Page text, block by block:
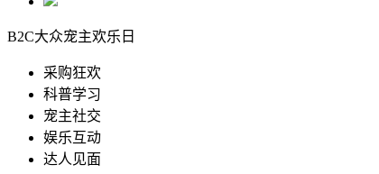
B2C大众宠主欢乐日
采购狂欢
科普学习
宠主社交
娱乐互动
达人见面